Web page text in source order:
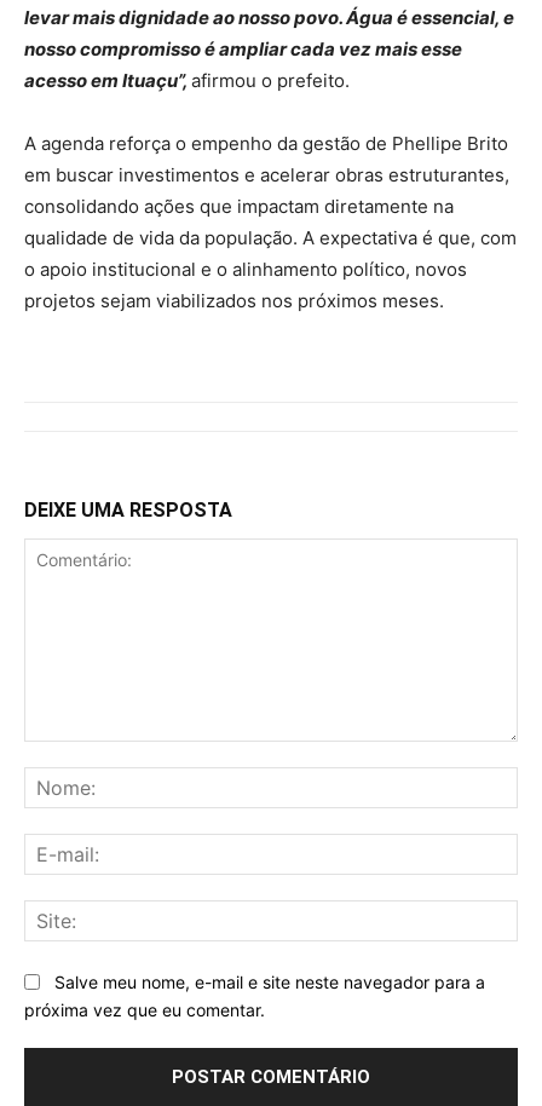
levar mais dignidade ao nosso povo. Água é essencial, e
nosso compromisso é ampliar cada vez mais esse
acesso em Ituaçu”, afirmou o prefeito.
A agenda reforça o empenho da gestão de Phellipe Brito
em buscar investimentos e acelerar obras estruturantes,
consolidando ações que impactam diretamente na
qualidade de vida da população. A expectativa é que, com
o apoio institucional e o alinhamento político, novos
projetos sejam viabilizados nos próximos meses.
DEIXE UMA RESPOSTA
Salve meu nome, e-mail e site neste navegador para a
próxima vez que eu comentar.